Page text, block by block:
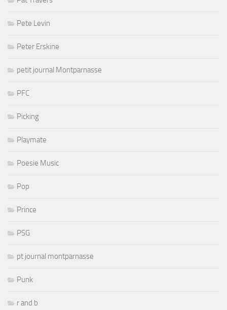
Pete Levin
Peter Erskine
petit journal Montparnasse
PFC
Picking
Playmate
Poesie Music
Pop
Prince
PSG
pt journal montparnasse
Punk
r and b